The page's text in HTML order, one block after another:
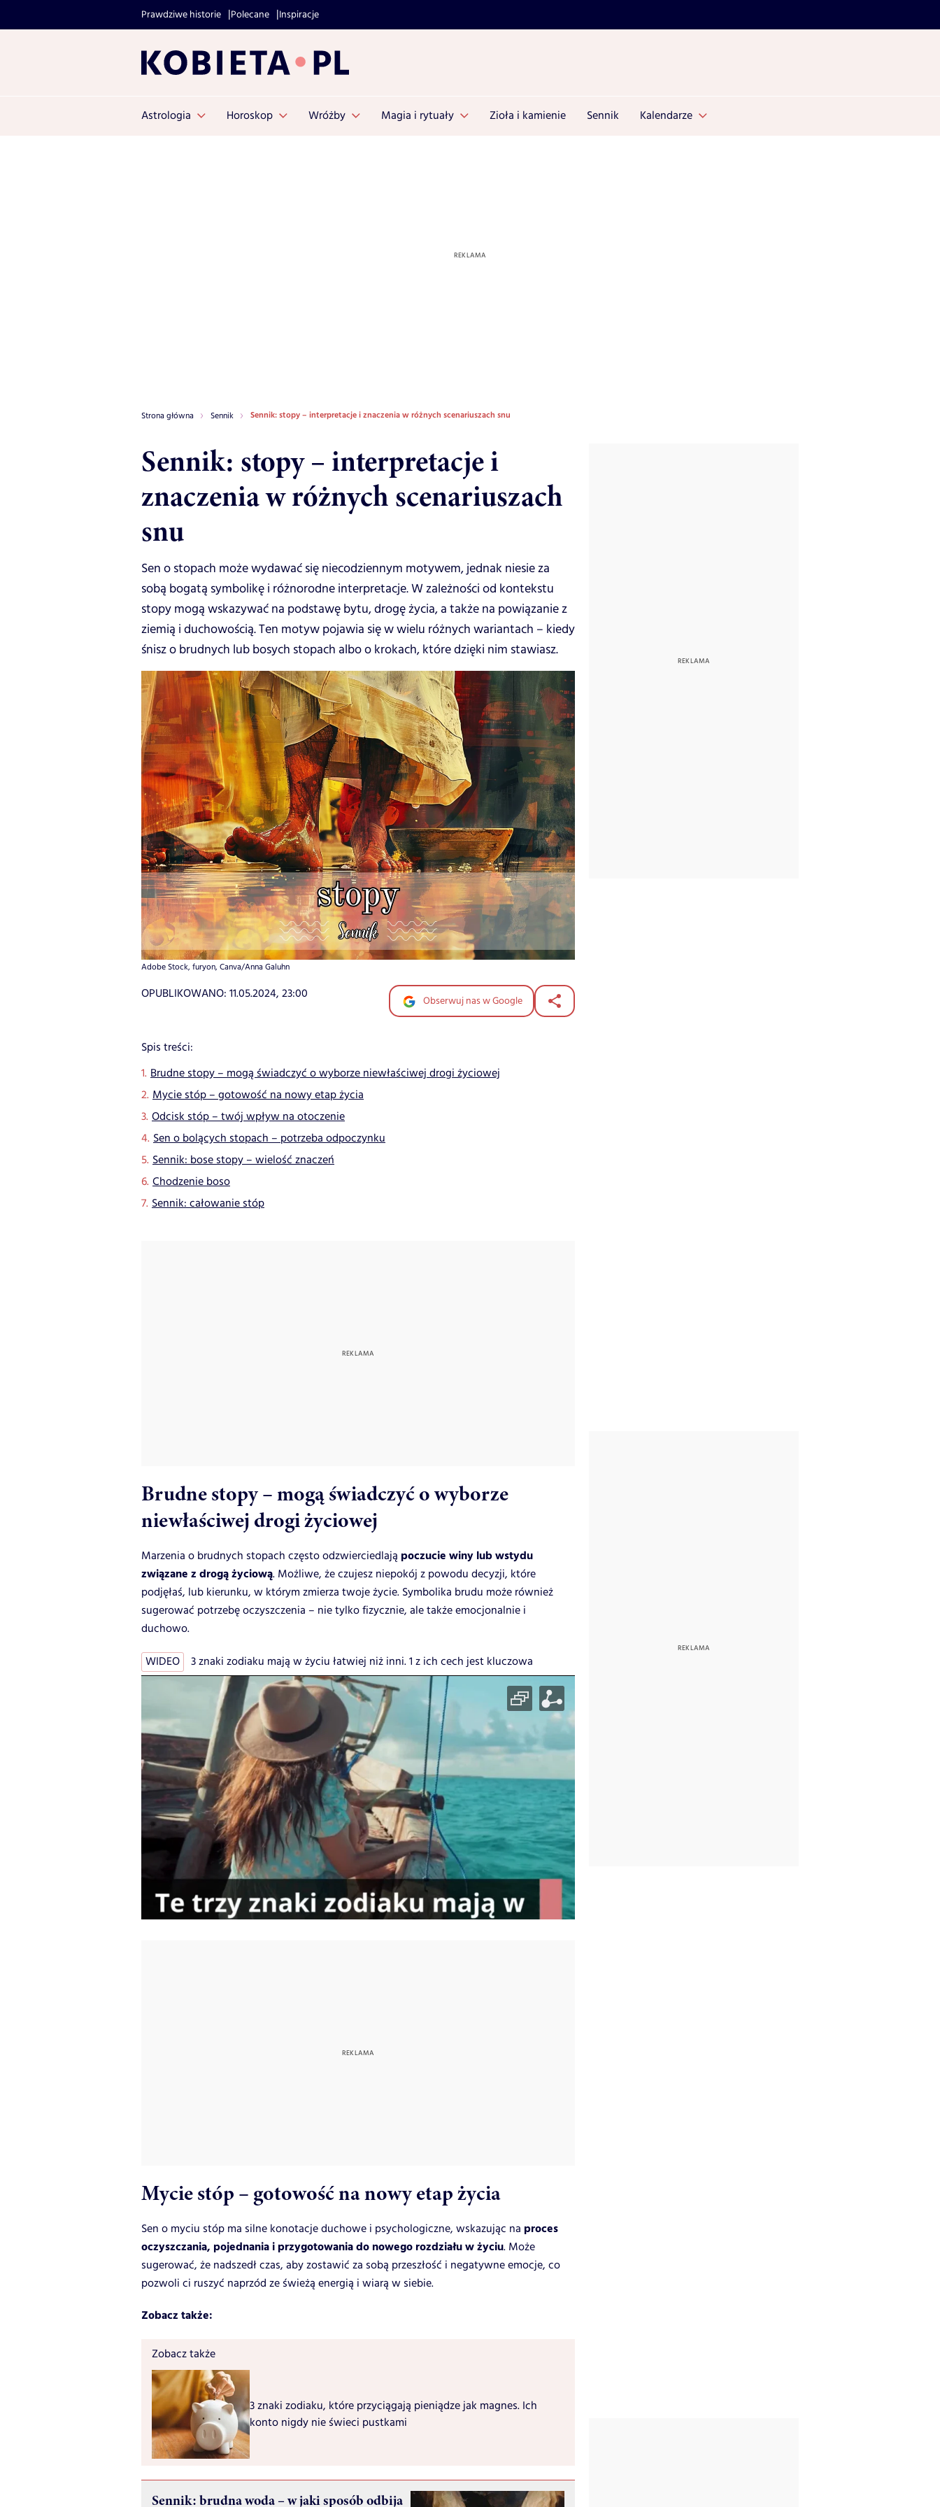
Prawdziwe historie Polecane Inspiracje
Astrologia Horoskop Wróżby Magia i rytuały Zioła i kamienie Sennik Kalendarze
Strona główna Sennik Sennik: stopy – interpretacje i znaczenia w różnych scenariuszach snu
Sennik: stopy – interpretacje i
znaczenia w różnych scenariuszach
snu
Sen o stopach może wydawać się niecodziennym motywem, jednak niesie za
sobą bogatą symbolikę i różnorodne interpretacje. W zależności od kontekstu
stopy mogą wskazywać na podstawę bytu, drogę życia, a także na powiązanie z
ziemią i duchowością. Ten motyw pojawia się w wielu różnych wariantach – kiedy
śnisz o brudnych lub bosych stopach albo o krokach, które dzięki nim stawiasz.
Adobe Stock, furyon, Canva/Anna Galuhn
OPUBLIKOWANO: 11.05.2024, 23:00 Obserwuj nas w Google
Spis treści:
Brudne stopy – mogą świadczyć o wyborze niewłaściwej drogi życiowej
Mycie stóp – gotowość na nowy etap życia
Odcisk stóp – twój wpływ na otoczenie
Sen o bolących stopach – potrzeba odpoczynku
Sennik: bose stopy – wielość znaczeń
Chodzenie boso
Sennik: całowanie stóp
Brudne stopy – mogą świadczyć o wyborze
niewłaściwej drogi życiowej
Marzenia o brudnych stopach często odzwierciedlają poczucie winy lub wstydu
związane z drogą życiową. Możliwe, że czujesz niepokój z powodu decyzji, które
podjęłaś, lub kierunku, w którym zmierza twoje życie. Symbolika brudu może również
sugerować potrzebę oczyszczenia – nie tylko fizycznie, ale także emocjonalnie i
duchowo.
WIDEO 3 znaki zodiaku mają w życiu łatwiej niż inni. 1 z ich cech jest kluczowa
Mycie stóp – gotowość na nowy etap życia
Sen o myciu stóp ma silne konotacje duchowe i psychologiczne, wskazując na proces
oczyszczania, pojednania i przygotowania do nowego rozdziału w życiu. Może
sugerować, że nadszedł czas, aby zostawić za sobą przeszłość i negatywne emocje, co
pozwoli ci ruszyć naprzód ze świeżą energią i wiarą w siebie.
Zobacz także:
Zobacz także
3 znaki zodiaku, które przyciągają pieniądze jak magnes. Ich
konto nigdy nie świeci pustkami
Sennik: brudna woda – w jaki sposób odbija